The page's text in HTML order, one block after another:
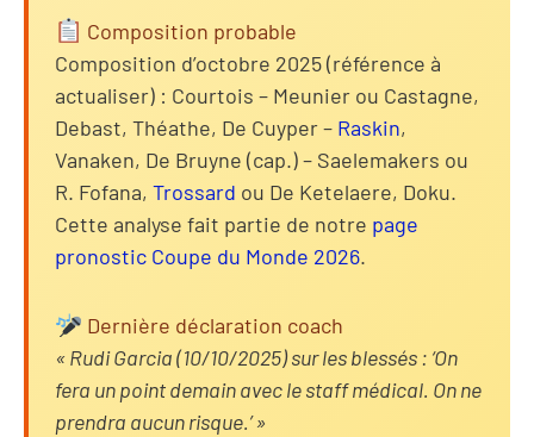
Composition probable
Composition d’octobre 2025 (référence à
actualiser) : Courtois – Meunier ou Castagne,
Debast, Théathe, De Cuyper – Raskin,
Vanaken, De Bruyne (cap.) – Saelemakers ou
R. Fofana, Trossard ou De Ketelaere, Doku.
Cette analyse fait partie de notre page
pronostic Coupe du Monde 2026.
Dernière déclaration coach
« Rudi Garcia (10/10/2025) sur les blessés : ‘On
fera un point demain avec le staff médical. On ne
prendra aucun risque.’ »